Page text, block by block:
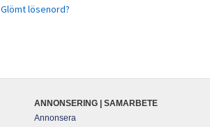
Glömt lösenord?
ANNONSERING | SAMARBETE
Annonsera